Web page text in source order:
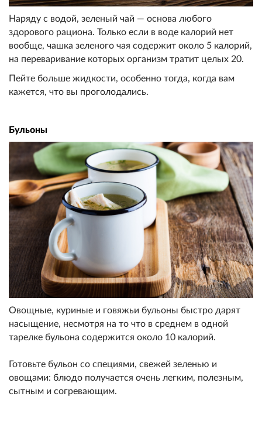
Наряду с водой, зеленый чай — основа любого
здорового рациона. Только если в воде калорий нет
вообще, чашка зеленого чая содержит около 5 калорий,
на переваривание которых организм тратит целых 20.
Пейте больше жидкости, особенно тогда, когда вам
кажется, что вы проголодались.
Бульоны
Овощные, куриные и говяжьи бульоны быстро дарят
насыщение, несмотря на то что в среднем в одной
тарелке бульона содержится около 10 калорий.
Готовьте бульон со специями, свежей зеленью и
овощами: блюдо получается очень легким, полезным,
сытным и согревающим.